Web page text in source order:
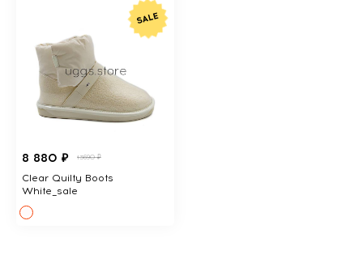
8 880 ₽ 13690 ₽
Clear Quilty Boots
White_sale